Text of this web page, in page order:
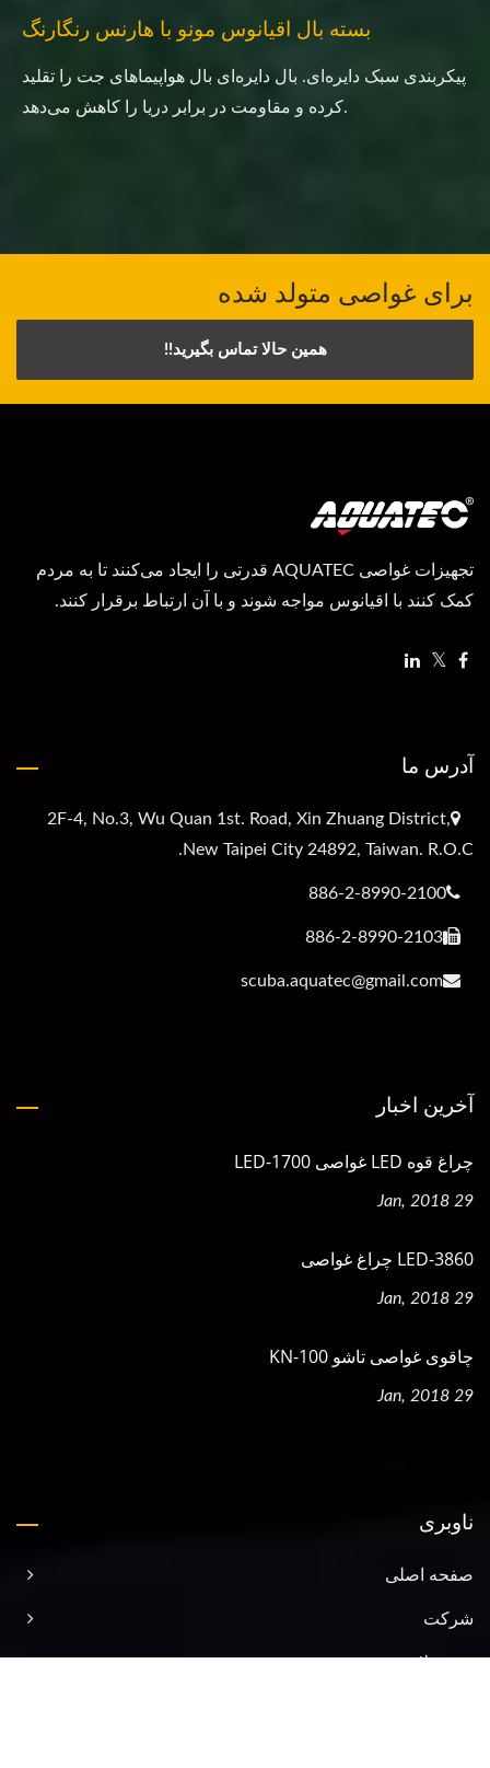
بسته بال اقیانوس مونو با هارنس رنگارنگ
پیکربندی سبک دایره‌ای. بال دایره‌ای بال هواپیماهای جت را تقلید
کرده و مقاومت در برابر دریا را کاهش می‌دهد.
برای غواصی متولد شده
همین حالا تماس بگیرید!!
تجهیزات غواصی AQUATEC قدرتی را ایجاد می‌کنند تا به مردم
کمک کنند با اقیانوس مواجه شوند و با آن ارتباط برقرار کنند.
آدرس ما
2F-4, No.3, Wu Quan 1st. Road, Xin Zhuang District,
New Taipei City 24892, Taiwan. R.O.C.
886-2-8990-2100
886-2-8990-2103
scuba.aquatec@gmail.com
آخرین اخبار
چراغ قوه LED غواصی LED-1700
29 Jan, 2018
LED-3860 چراغ غواصی
29 Jan, 2018
چاقوی غواصی تاشو KN-100
29 Jan, 2018
ناوبری
صفحه اصلی
شرکت
محصولات